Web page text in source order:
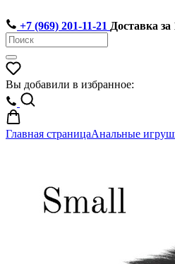
+7 (969) 201-11-21 Доставка за
Вы добавили в избранное:
Главная страницаАнальные